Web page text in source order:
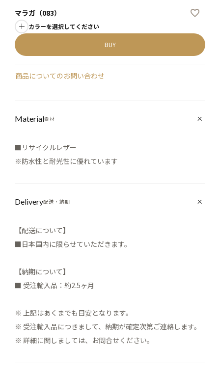
マラガ（083）
BUY
カラーを選択してください
商品についてのお問い合わせ
Material素材
■リサイクルレザー
※防水性と耐光性に優れています
Delivery配送・納期
【配送について】
■日本国内に限らせていただきます。
【納期について】
■ 受注輸入品：約2.5ヶ月
※ 上記はあくまでも目安となります。
※ 受注輸入品につきまして、納期が確定次第ご連絡します。
※ 詳細に関しましては、お問合せください。